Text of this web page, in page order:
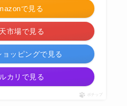
で見る
市場で見る
ョッピングで見る
カリで見る
ポチップ